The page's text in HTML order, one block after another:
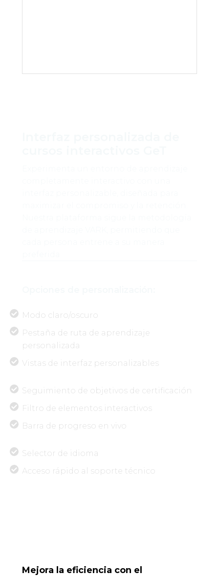
Modo claro/oscuro
Pestaña de ruta de aprendizaje
personalizada
Vistas de interfaz personalizables
Seguimiento de objetivos de certificación
Filtro de elementos interactivos
Barra de progreso en vivo
Selector de idioma
Acceso rápido al soporte técnico
Mejora la eficiencia con el